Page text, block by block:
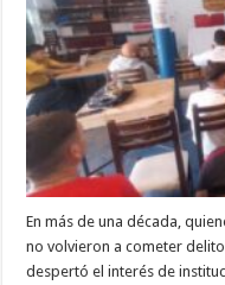
En más de una década,
no volvieron a cometer
despertó el interés de